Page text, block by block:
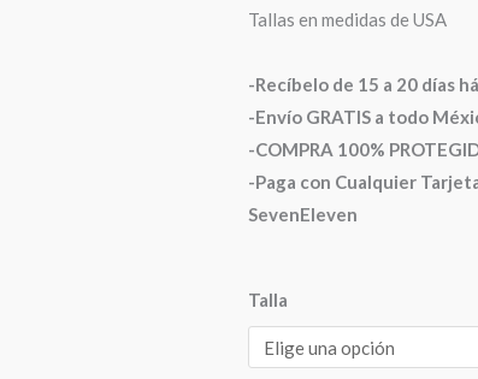
Tallas en medidas de USA
-Recíbelo de 15 a 20 días
-Envío GRATIS a todo
-COMPRA 100%
-Paga con Cualquier
SevenEleven
Talla